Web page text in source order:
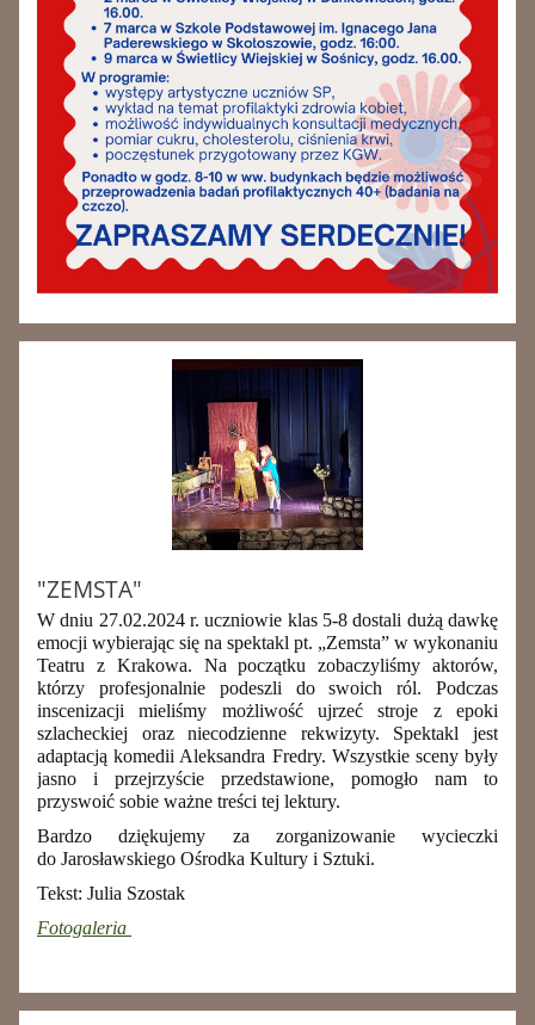
"ZEMSTA"
W dniu 27.02.2024 r. uczniowie klas 5-8 dostali dużą dawkę
emocji wybierając się na spektakl pt. „Zemsta” w wykonaniu
Teatru z Krakowa. Na początku zobaczyliśmy aktorów,
którzy profesjonalnie podeszli do swoich ról. Podczas
inscenizacji mieliśmy możliwość ujrzeć stroje z epoki
szlacheckiej oraz niecodzienne rekwizyty. Spektakl jest
adaptacją komedii Aleksandra Fredry. Wszystkie sceny były
jasno i przejrzyście przedstawione, pomogło nam to
przyswoić sobie ważne treści tej lektury.
Bardzo dziękujemy za zorganizowanie wycieczki
do Jarosławskiego Ośrodka Kultury i Sztuki.
Tekst: Julia Szostak
Fotogaleria